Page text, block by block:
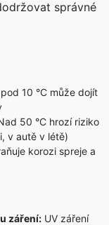
správné
10 °C může dojít
50 °C hrozí riziko
v autě v létě)
korozi spreje a
záření: UV záření